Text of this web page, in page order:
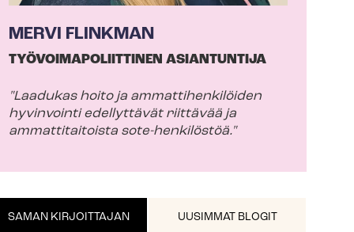
MERVI FLINKMAN
TYÖ­VOI­MA­PO­LIIT­TI­NEN ASIANTUNTIJA
"Laadukas hoito ja am­mat­ti­hen­ki­löi­den
hyvinvointi edellyttävät riittävää ja
ammattitaitoista sote-henkilöstöä."
SAMAN KIRJOITTAJAN UUSIMMAT BLOGIT